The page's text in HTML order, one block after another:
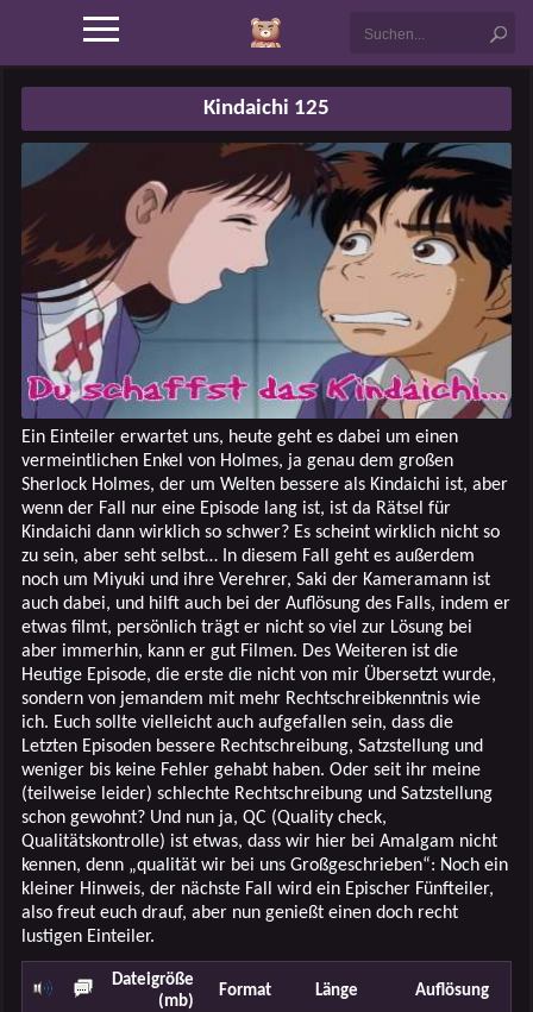
Kindaichi 125
Ein Einteiler erwartet uns, heute geht es dabei um einen
vermeintlichen Enkel von Holmes, ja genau dem großen
Sherlock Holmes, der um Welten bessere als Kindaichi ist, aber
wenn der Fall nur eine Episode lang ist, ist da Rätsel für
Kindaichi dann wirklich so schwer? Es scheint wirklich nicht so
zu sein, aber seht selbst… In diesem Fall geht es außerdem
noch um Miyuki und ihre Verehrer, Saki der Kameramann ist
auch dabei, und hilft auch bei der Auflösung des Falls, indem er
etwas filmt, persönlich trägt er nicht so viel zur Lösung bei
aber immerhin, kann er gut Filmen. Des Weiteren ist die
Heutige Episode, die erste die nicht von mir Übersetzt wurde,
sondern von jemandem mit mehr Rechtschreibkenntnis wie
ich. Euch sollte vielleicht auch aufgefallen sein, dass die
Letzten Episoden bessere Rechtschreibung, Satzstellung und
weniger bis keine Fehler gehabt haben. Oder seit ihr meine
(teilweise leider) schlechte Rechtschreibung und Satzstellung
schon gewohnt? Und nun ja, QC (Quality check,
Qualitätskontrolle) ist etwas, dass wir hier bei Amalgam nicht
kennen, denn „qualität wir bei uns Großgeschrieben“: Noch ein
kleiner Hinweis, der nächste Fall wird ein Epischer Fünfteiler,
also freut euch drauf, aber nun genießt einen doch recht
lustigen Einteiler.
Dateigröße
(mb)
Format Länge Auflösung